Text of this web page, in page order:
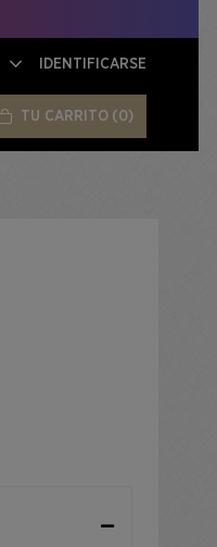
IDENTIFICARSE
TU CARRITO 0